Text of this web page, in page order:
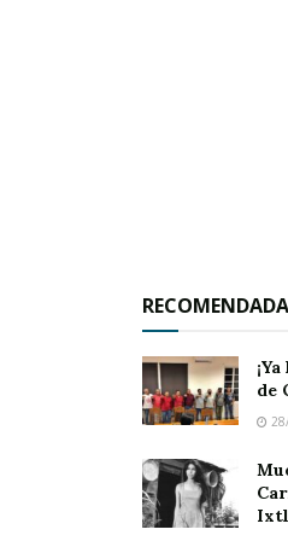
Emotivo reencuentro el de los
Los que acudieron al
recordaron obviamente a
de